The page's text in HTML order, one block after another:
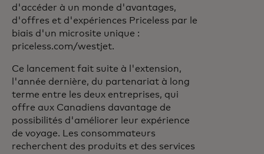
d'accéder à un monde d'avantages,
d'offres et d'expériences Priceless par le
biais d'un microsite unique :
priceless.com/westjet.
Ce lancement fait suite à l'extension,
l'année dernière, du partenariat à long
terme entre les deux entreprises, qui
offre aux Canadiens davantage de
possibilités d'améliorer leur expérience
de voyage. Les consommateurs
recherchent des produits et des services